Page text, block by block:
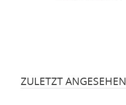
ZULETZT ANGESEHEN